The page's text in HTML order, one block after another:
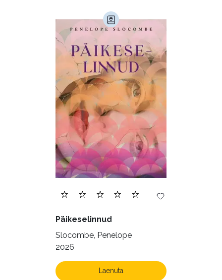
Päikeselinnud
Slocombe, Penelope
2026
Laenuta